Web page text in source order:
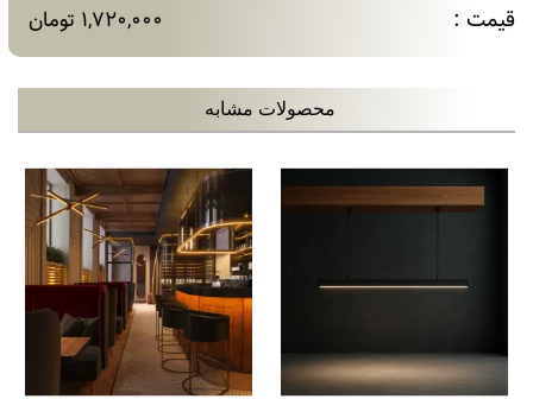
قیمت : 1,720,000 تومان
محصولات مشابه